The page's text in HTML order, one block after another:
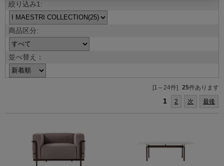
並べ替え：
[1～24件] 25件あります
1 2 次 最後